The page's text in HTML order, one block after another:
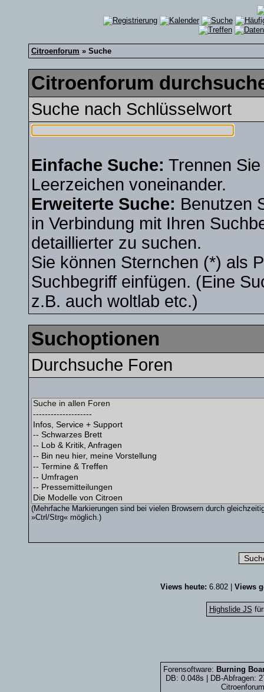
Citroenforum » Suche
Citroenforum
Suche nach Schlüsselwort
Einfache Suche: Trennen
Leerzeichen voneinander.
Erweiterte Suche: Benutzen
in Verbindung mit Ihren
detaillierter zu suchen.
Sie können Sternchen (*) als
Suchbegriff einfügen. (Eine
z.B. auch woltlab etc.)
Suchoptionen
Durchsuche Foren
(Mehrfache Markierungen sind bei vielen Browsern durch
»Ctrl/Strg« möglich.)
Views heute: 6.802 | Views
Highslide JS
Forensoftware: Burning
DB: 0.048s | DB-Abfragen: